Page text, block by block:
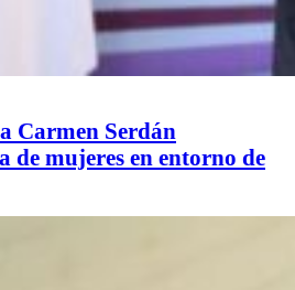
Carmen Serdán
mujeres en entorno de